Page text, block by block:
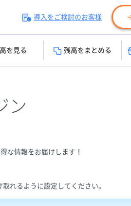
導入をご検討のお客様
を見る 残高をまとめる
ン
な情報をお届けします！
れるように設定してください。